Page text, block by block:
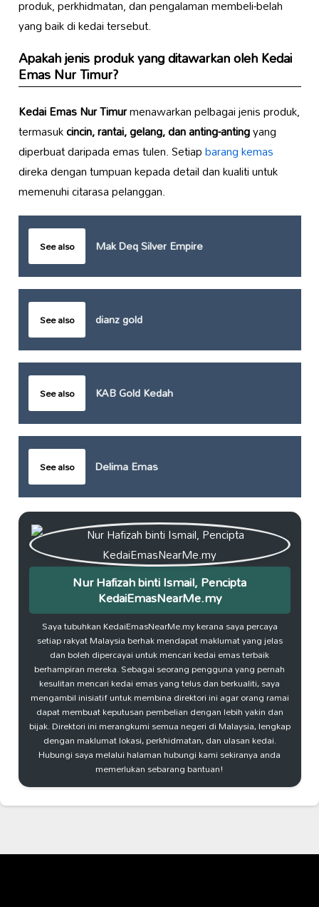
produk, perkhidmatan, dan pengalaman membeli-belah
yang baik di kedai tersebut.
Apakah jenis produk yang ditawarkan olehKedai
Emas Nur Timur?
Kedai Emas Nur Timurmenawarkan pelbagai jenis produk,
termasukcincin, rantai, gelang, dan anting-antingyang
diperbuat daripada emas tulen. Setiapbarang kemas
direka dengan tumpuan kepada detail dan kualiti untuk
memenuhi citarasa pelanggan.
See also Mak Deq Silver Empire
See also dianz gold
See also KAB Gold Kedah
See also Delima Emas
Nur Hafizah binti Ismail, Pencipta
KedaiEmasNearMe.my
Saya tubuhkan KedaiEmasNearMe.my kerana saya percaya
setiap rakyat Malaysia berhak mendapat maklumat yang jelas
dan boleh dipercayai untuk mencari kedai emas terbaik
berhampiran mereka. Sebagai seorang pengguna yang pernah
kesulitan mencari kedai emas yang telus dan berkualiti, saya
mengambil inisiatif untuk membina direktori ini agar orang ramai
dapat membuat keputusan pembelian dengan lebih yakin dan
bijak. Direktori ini merangkumi semua negeri di Malaysia, lengkap
dengan maklumat lokasi, perkhidmatan, dan ulasan kedai.
Hubungi saya melalui halaman hubungi kami sekiranya anda
memerlukan sebarang bantuan!